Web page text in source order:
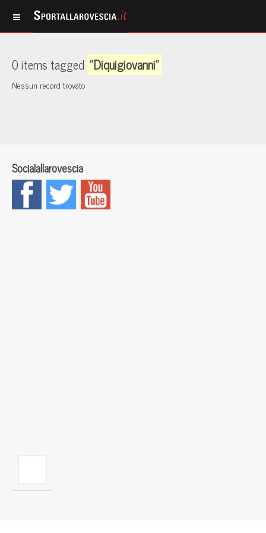
0 items tagged "Diquigiovanni"
Nessun record trovato
Socialallarovescia